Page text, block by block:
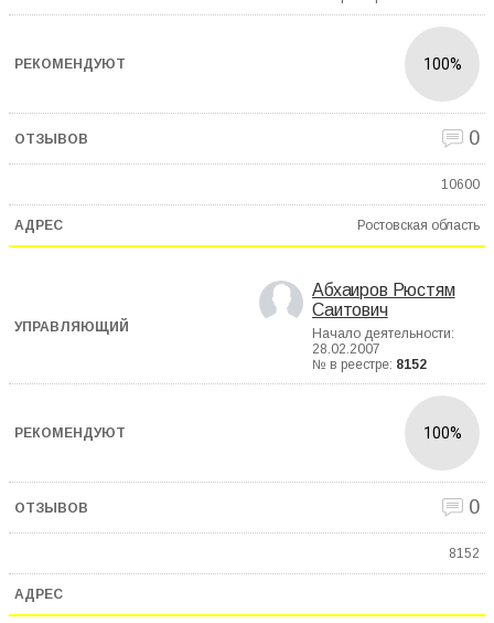
100%
0
10600
Ростовская область
Абхаиров Рюстям
Саитович
Начало деятельности:
28.02.2007
№ в реестре: 8152
100%
0
8152